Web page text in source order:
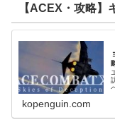
【ACEX・攻略】
kopenguin.com